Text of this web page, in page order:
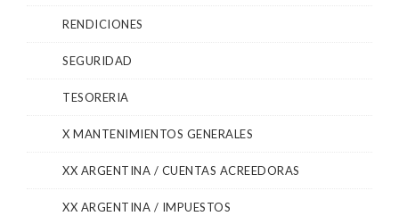
RENDICIONES
SEGURIDAD
TESORERIA
X MANTENIMIENTOS GENERALES
XX ARGENTINA / CUENTAS ACREEDORAS
XX ARGENTINA / IMPUESTOS